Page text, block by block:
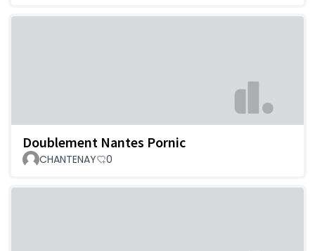
Doublement Nantes Pornic
CHANTENAY 0